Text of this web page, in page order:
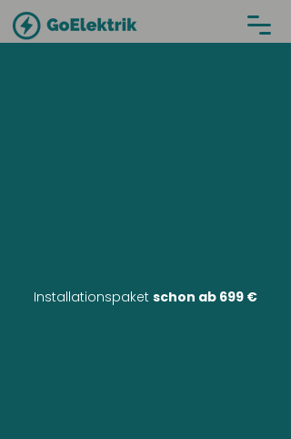
Installationspaket schon ab 699 €